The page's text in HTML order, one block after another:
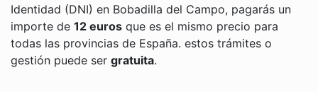
Identidad (DNI) en Bobadilla del Campo, pagarás un
importe de 12 euros que es el mismo precio para
todas las provincias de España. estos trámites o
gestión puede ser gratuita.